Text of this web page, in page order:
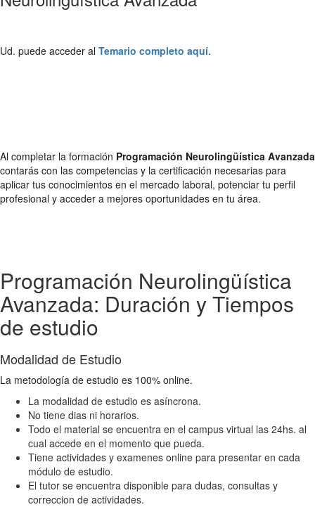
Ud. puede acceder al Temario completo aquí.
Al completar la formación Programación Neurolingüística Avanzada
contarás con las competencias y la certificación necesarias para
aplicar tus conocimientos en el mercado laboral, potenciar tu perfil
profesional y acceder a mejores oportunidades en tu área.
Programación Neurolingüística
Avanzada: Duración y Tiempos
de estudio
Modalidad de Estudio
La metodología de estudio es 100% online.
La modalidad de estudio es asíncrona.
No tiene dias ni horarios.
Todo el material se encuentra en el campus virtual las 24hs. al
cual accede en el momento que pueda.
Tiene actividades y examenes online para presentar en cada
módulo de estudio.
El tutor se encuentra disponible para dudas, consultas y
correccion de actividades.